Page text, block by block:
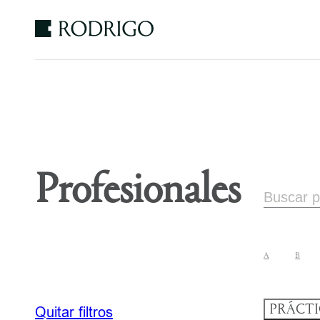
Profesionales
Quitar filtros
A B